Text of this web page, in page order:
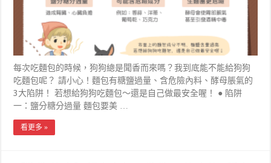
每次吃麵包的時候，狗狗總是聞香而來嗎？我到底能不能給狗狗
吃麵包呢？ 請小心！麵包有糖鹽過量、含危險內料、酵母脹氣的
3大陷阱！ 若想給狗狗吃麵包～還是自己做最安全喔！ ● 陷阱
一：鹽分糖分過量 麵包要美 …
看更多 »